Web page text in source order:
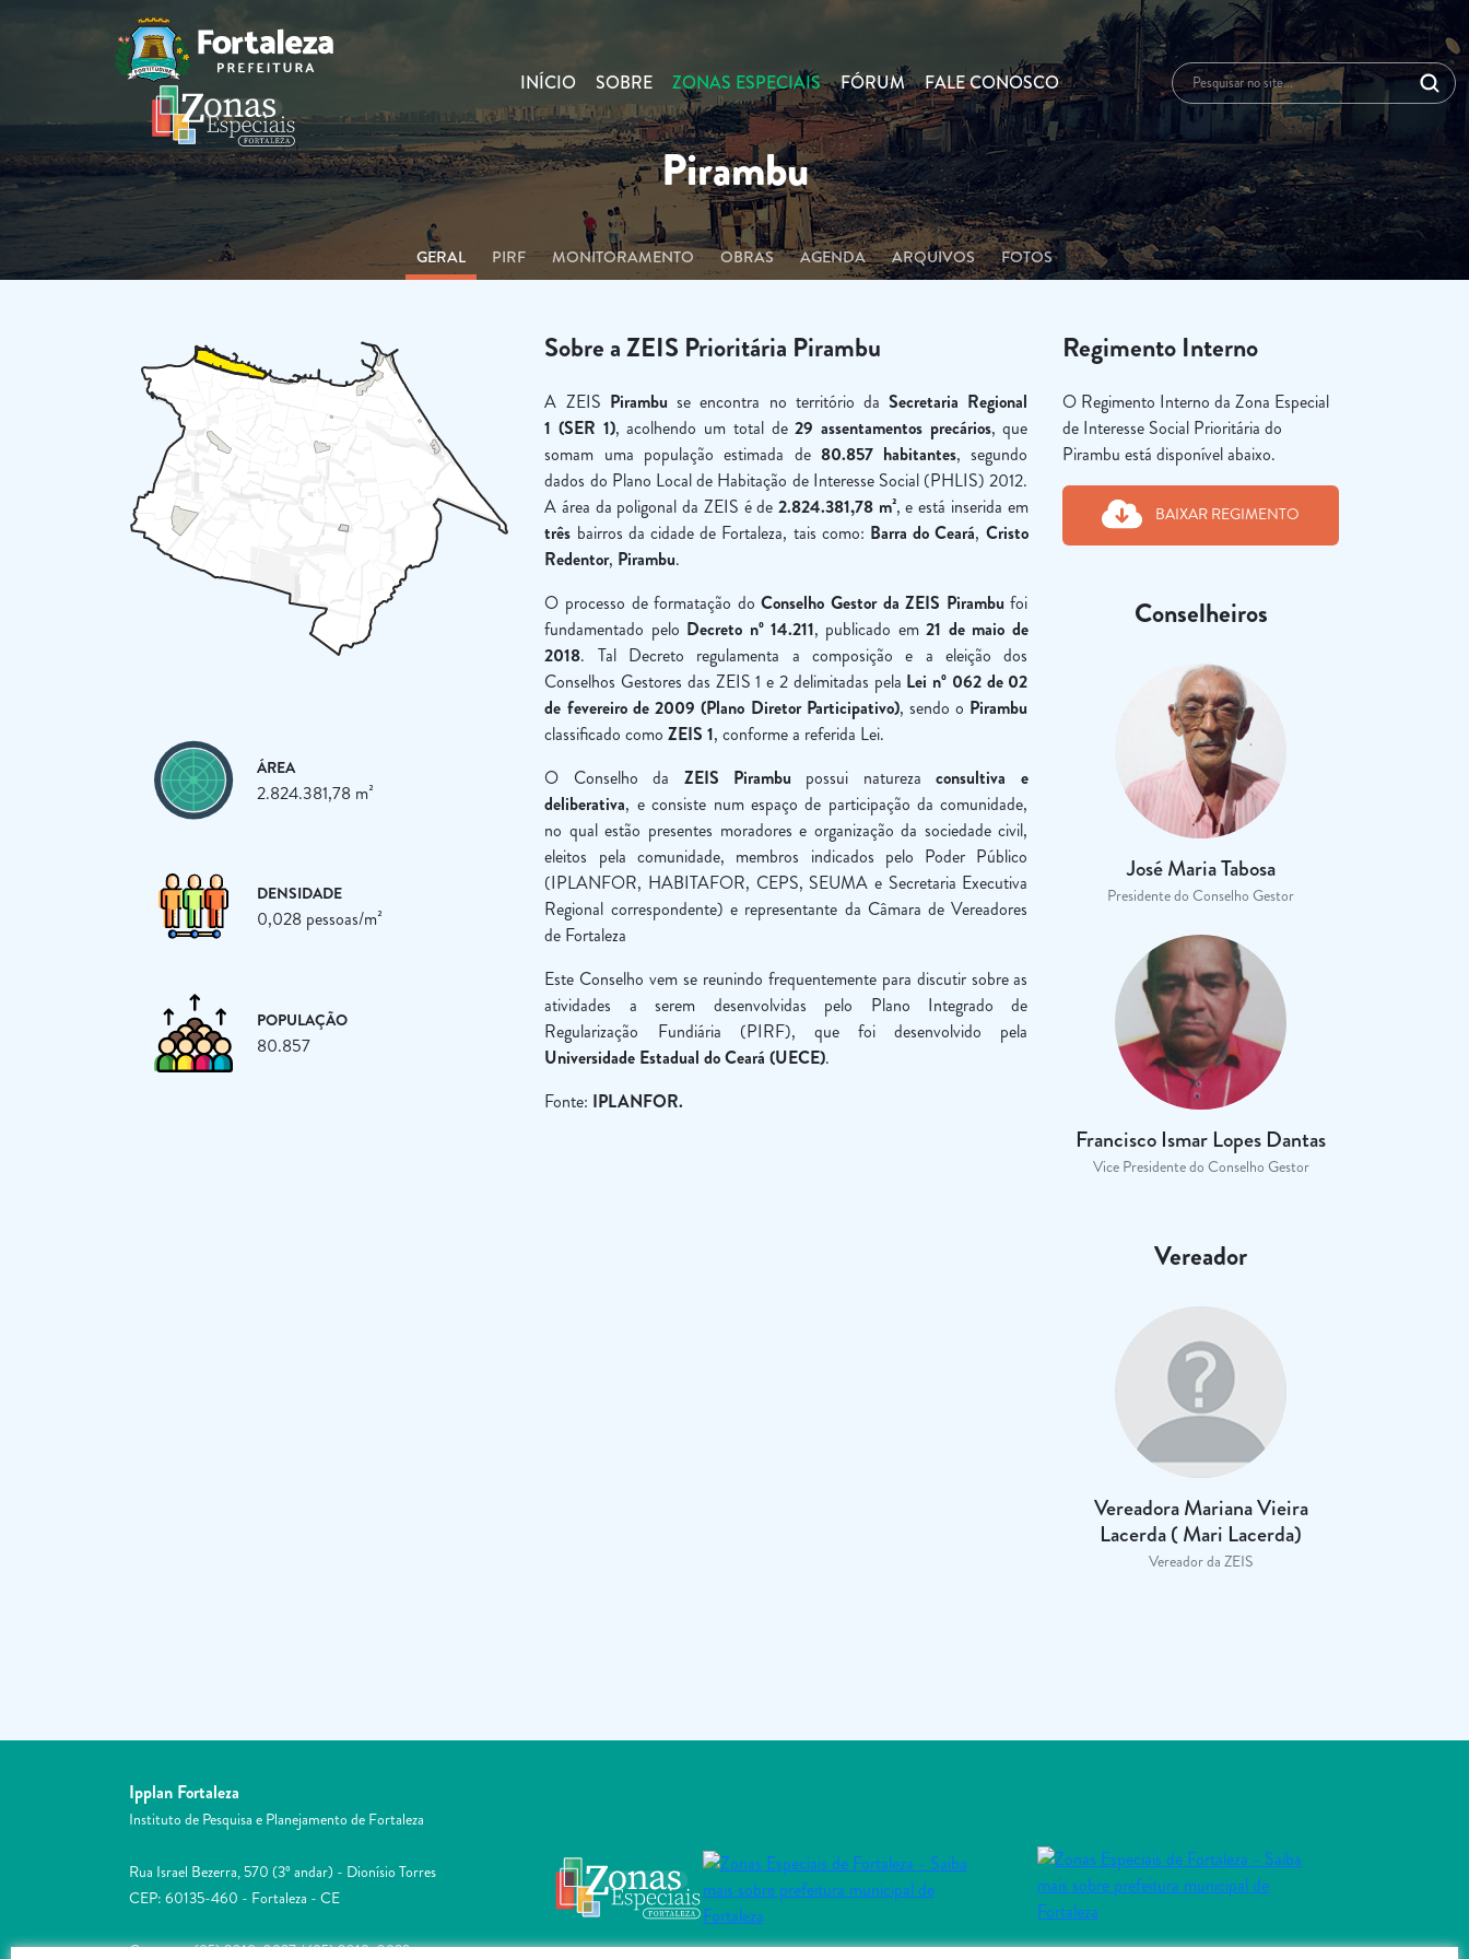
INÍCIO SOBRE ZONAS ESPECIAIS FÓRUM FALE CONOSCO
Pirambu
GERAL PIRF MONITORAMENTO OBRAS AGENDA ARQUIVOS FOTOS
ÁREA
2.824.381,78 m²
DENSIDADE
0,028 pessoas/m²
POPULAÇÃO
80.857
Sobre a ZEIS Prioritária Pirambu
A ZEIS Pirambu se encontra no território daSecretaria Regional
1 (SER 1), acolhendo um total de29 assentamentos precários, que
somam uma população estimada de 80.857 habitantes, segundo
dados do Plano Local de Habitação de Interesse Social (PHLIS) 2012.
A área da poligonal da ZEIS é de 2.824.381,78 m², e está inserida em
três bairros da cidade de Fortaleza, tais como: Barra do Ceará, Cristo
Redentor, Pirambu.
O processo de formatação doConselho Gestor da ZEIS Pirambu foi
fundamentado pelo Decreto nº 14.211, publicado em21 de maio de
2018. Tal Decreto regulamenta a composição e a eleição dos
Conselhos Gestores das ZEIS 1 e 2 delimitadas pela Lei nº 062 de 02
de fevereiro de 2009 (Plano Diretor Participativo), sendo o Pirambu
classificado como ZEIS 1, conforme a referida Lei.
O Conselho da ZEIS Pirambu possui natureza consultiva e
deliberativa, e consiste num espaço de participação da comunidade,
no qual estão presentes moradores e organização da sociedade civil,
eleitos pela comunidade, membros indicados pelo Poder Público
(IPLANFOR, HABITAFOR, CEPS, SEUMA e Secretaria Executiva
Regional correspondente) e representante da Câmara de Vereadores
de Fortaleza
Este Conselho vem se reunindo frequentemente para discutir sobre as
atividades a serem desenvolvidas pelo Plano Integrado de
Regularização Fundiária (PIRF), que foi desenvolvido pela
Universidade Estadual do Ceará (UECE).
Fonte: IPLANFOR.
Regimento Interno
O Regimento Interno da Zona Especial
de Interesse Social Prioritária do
Pirambu está disponível abaixo.
BAIXAR REGIMENTO
Conselheiros
José Maria Tabosa
Presidente do Conselho Gestor
Francisco Ismar Lopes Dantas
Vice Presidente do Conselho Gestor
Vereador
Vereadora Mariana Vieira
Lacerda ( Mari Lacerda)
Vereador da ZEIS
Ipplan Fortaleza
Instituto de Pesquisa e Planejamento de Fortaleza
Rua Israel Bezerra, 570 (3º andar) - Dionísio Torres
CEP: 60135-460 - Fortaleza - CE
Contatos: (85) 2018-0837 / (85) 2018-0823